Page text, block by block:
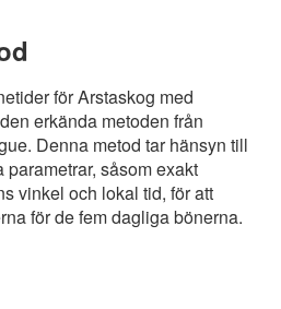
för Arstaskog med
erkända metoden från
Denna metod tar hänsyn till
såsom exakt
vinkel och lokal tid, för att
för de fem dagliga bönerna.